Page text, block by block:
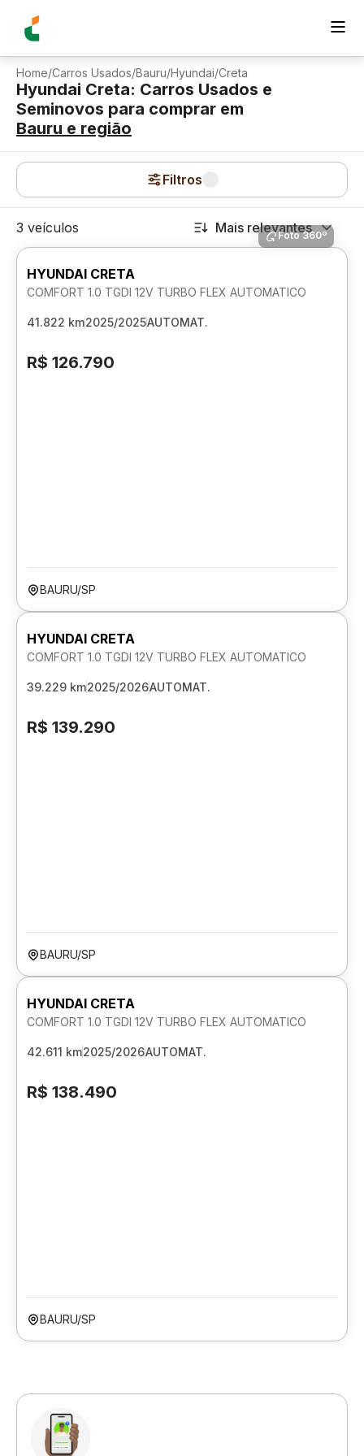
Home/Carros Usados/Bauru/Hyundai/Creta
Hyundai Creta: Carros Usados e
Seminovos para comprar em
Bauru e região
Filtros
3 veículos Mais relevantes
Foto 360º
HYUNDAI CRETA
COMFORT 1.0 TGDI 12V TURBO FLEX AUTOMATICO
41.822 km2025/2025AUTOMAT.
R$ 126.790
BAURU/SP
HYUNDAI CRETA
COMFORT 1.0 TGDI 12V TURBO FLEX AUTOMATICO
39.229 km2025/2026AUTOMAT.
R$ 139.290
BAURU/SP
HYUNDAI CRETA
COMFORT 1.0 TGDI 12V TURBO FLEX AUTOMATICO
42.611 km2025/2026AUTOMAT.
R$ 138.490
BAURU/SP